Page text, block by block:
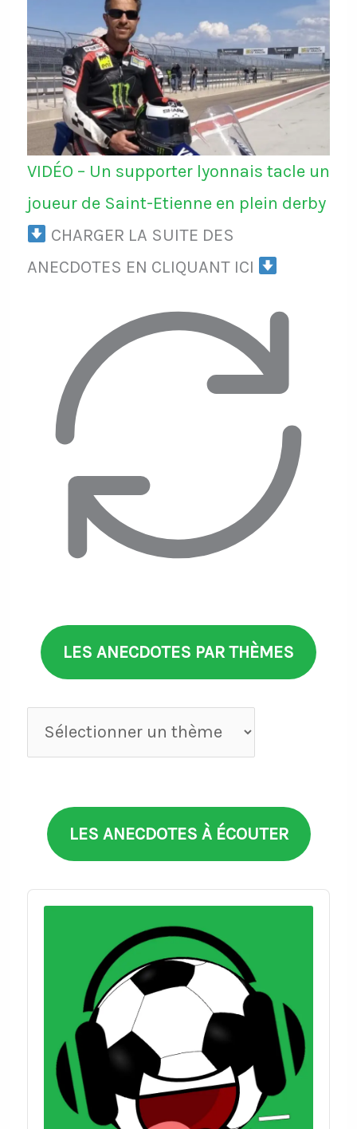
VIDÉO – Un supporter lyonnais tacle un
joueur de Saint-Etienne en plein derby
CHARGER LA SUITE DES
ANECDOTES EN CLIQUANT ICI
LES ANECDOTES PAR THÈMES
Anecdotes
par
LES ANECDOTES À ÉCOUTER
Audio
Player